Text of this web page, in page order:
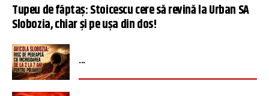
Tupeu de făptaș: Stoicescu cere să revină la Urban SA
Slobozia, chiar și pe ușa din dos!
...